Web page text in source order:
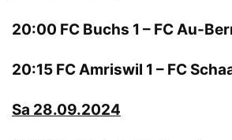
20:00 FC Buchs 1 – FC Au-
20:15 FC Amriswil 1 – FC
Sa 28.09.2024